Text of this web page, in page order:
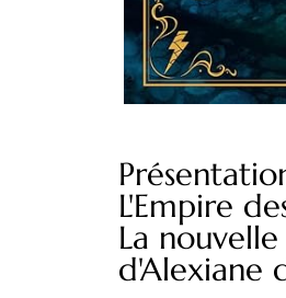
L'Empire
La
d'Alexiane